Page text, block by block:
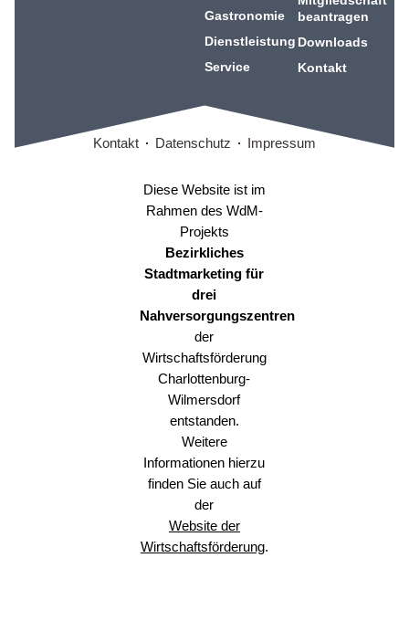
Gastronomie
Dienstleistung
Service
beantragen
Downloads
Kontakt
Kontakt Datenschutz Impressum
Diese Website ist im
Rahmen des WdM-
Projekts
Bezirkliches
Stadtmarketing für
drei
Nahversorgungszentren
der
Wirtschaftsförderung
Charlottenburg-
Wilmersdorf
entstanden.
Weitere
Informationen hierzu
finden Sie auch auf
der
Website der
Wirtschaftsförderung.